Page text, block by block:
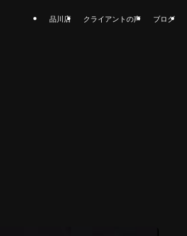
品川店 クライアントの声 ブログ